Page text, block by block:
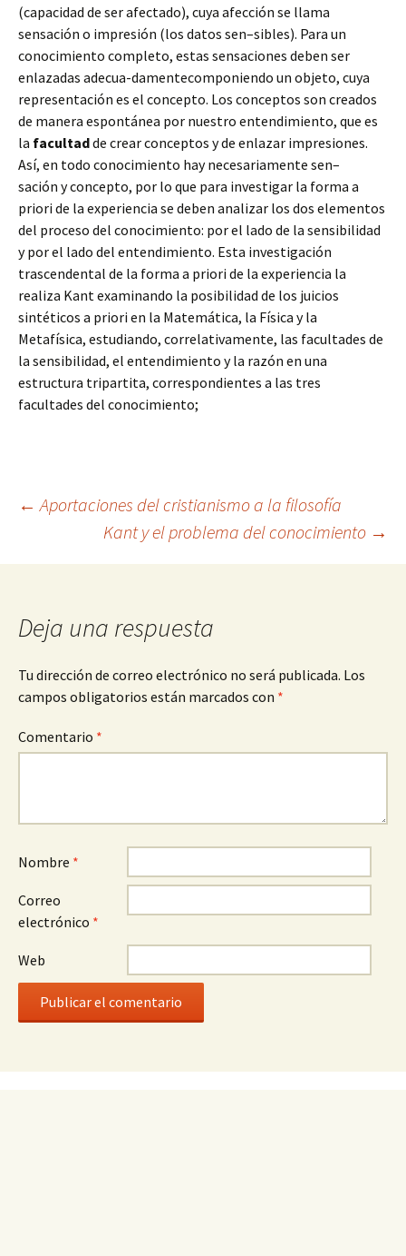
(capacidad de ser afectado), cuya afección se llama
sensación o impresión (los datos sen–sibles). Para un
conocimiento completo, estas sensaciones deben ser
enlazadas adecua-damentecomponiendo un objeto, cuya
representación es el concepto. Los conceptos son creados
de manera espontánea por nuestro entendimiento, que es
la facultadde crear conceptos y de enlazar impresiones.
Así, en todo conocimiento hay necesariamente sen–
sación y concepto, por lo que para investigar la forma a
priori de la experiencia se deben analizar los dos elementos
del proceso del conocimiento: por el lado de la sensibilidad
y por el lado del entendimiento. Esta investigación
trascendental de la forma a priori de la experiencia la
realiza Kant examinando la posibilidad de los juicios
sintéticos a priori en la Matemática, la Física y la
Metafísica, estudiando, correlativamente, las facultades de
la sensibilidad, el entendimiento y la razón en una
estructura tripartita, correspondientes a las tres
facultades del conocimiento;
Navegación
de
entradas
← Aportaciones del cristianismo a la filosofía
Kant y el problema del conocimiento →
Deja una respuesta
Tu dirección de correo electrónico no será publicada. Los
campos obligatorios están marcados con *
Comentario *
Nombre *
Correo
electrónico *
Web